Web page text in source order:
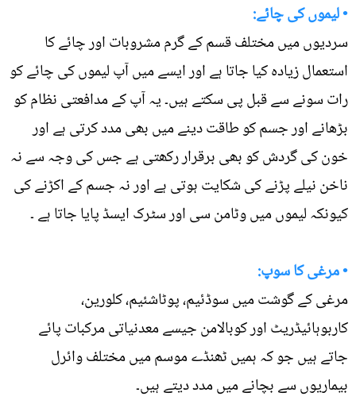
• لیموں کی چائے:
سردیوں میں مختلف قسم کے گرم مشروبات اور چائے کا
استعمال زیادہ کیا جاتا ہے اور ایسے میں آپ لیموں کی چائے کو
رات سونے سے قبل پی سکتے ہیں۔ یہ آپ کے مدافعتی نظام کو
بڑھانے اور جسم کو طاقت دینے میں بھی مدد کرتی ہے اور
خون کی گردش کو بھی برقرار رکھتی ہے جس کی وجہ سے نہ
ناخن نیلے پڑنے کی شکایت ہوتی ہے اور نہ جسم کے اکڑنے کی
کیونکہ لیموں میں وٹامن سی اور سٹرک ایسڈ پایا جاتا ہے ۔
• مرغی کا سوپ:
مرغی کے گوشت میں سوڈئیم، پوٹاشئیم، کلورین،
کاربوہائیڈریٹ اور کوبالامن جیسے معدنیاتی مرکبات پائے
جاتے ہیں جو کہ ہمیں ٹھنڈے موسم میں مختلف وائرل
بیماریوں سے بچانے میں مدد دیتے ہیں۔